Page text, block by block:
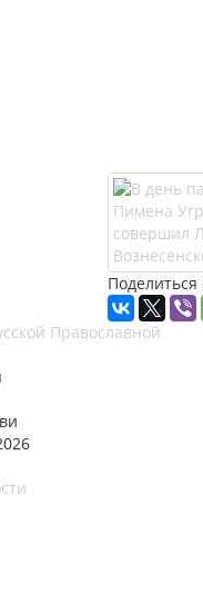
Поделиться